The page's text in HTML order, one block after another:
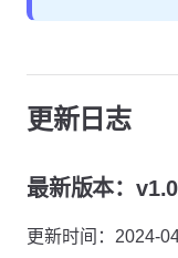
更新日志
最新版本：
更新时间：2024-